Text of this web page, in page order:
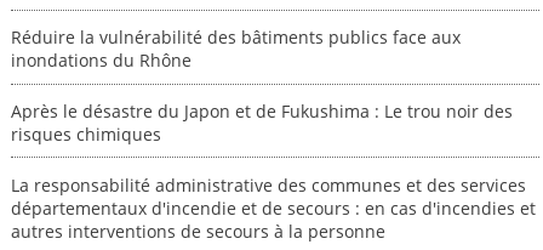
Réduire la vulnérabilité des bâtiments publics face aux
inondations du Rhône
Après le désastre du Japon et de Fukushima : Le trou noir des
risques chimiques
La responsabilité administrative des communes et des services
départementaux d'incendie et de secours : en cas d'incendies et
autres interventions de secours à la personne